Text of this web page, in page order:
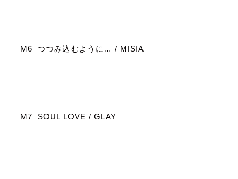
M6 つつみ込むように… / MISIA
M7 SOUL LOVE / GLAY